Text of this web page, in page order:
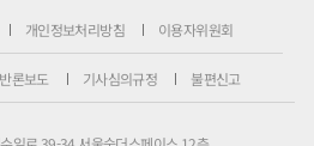
개인정보처리방침 이용자위원회
론보도 기사심의규정 불편신고